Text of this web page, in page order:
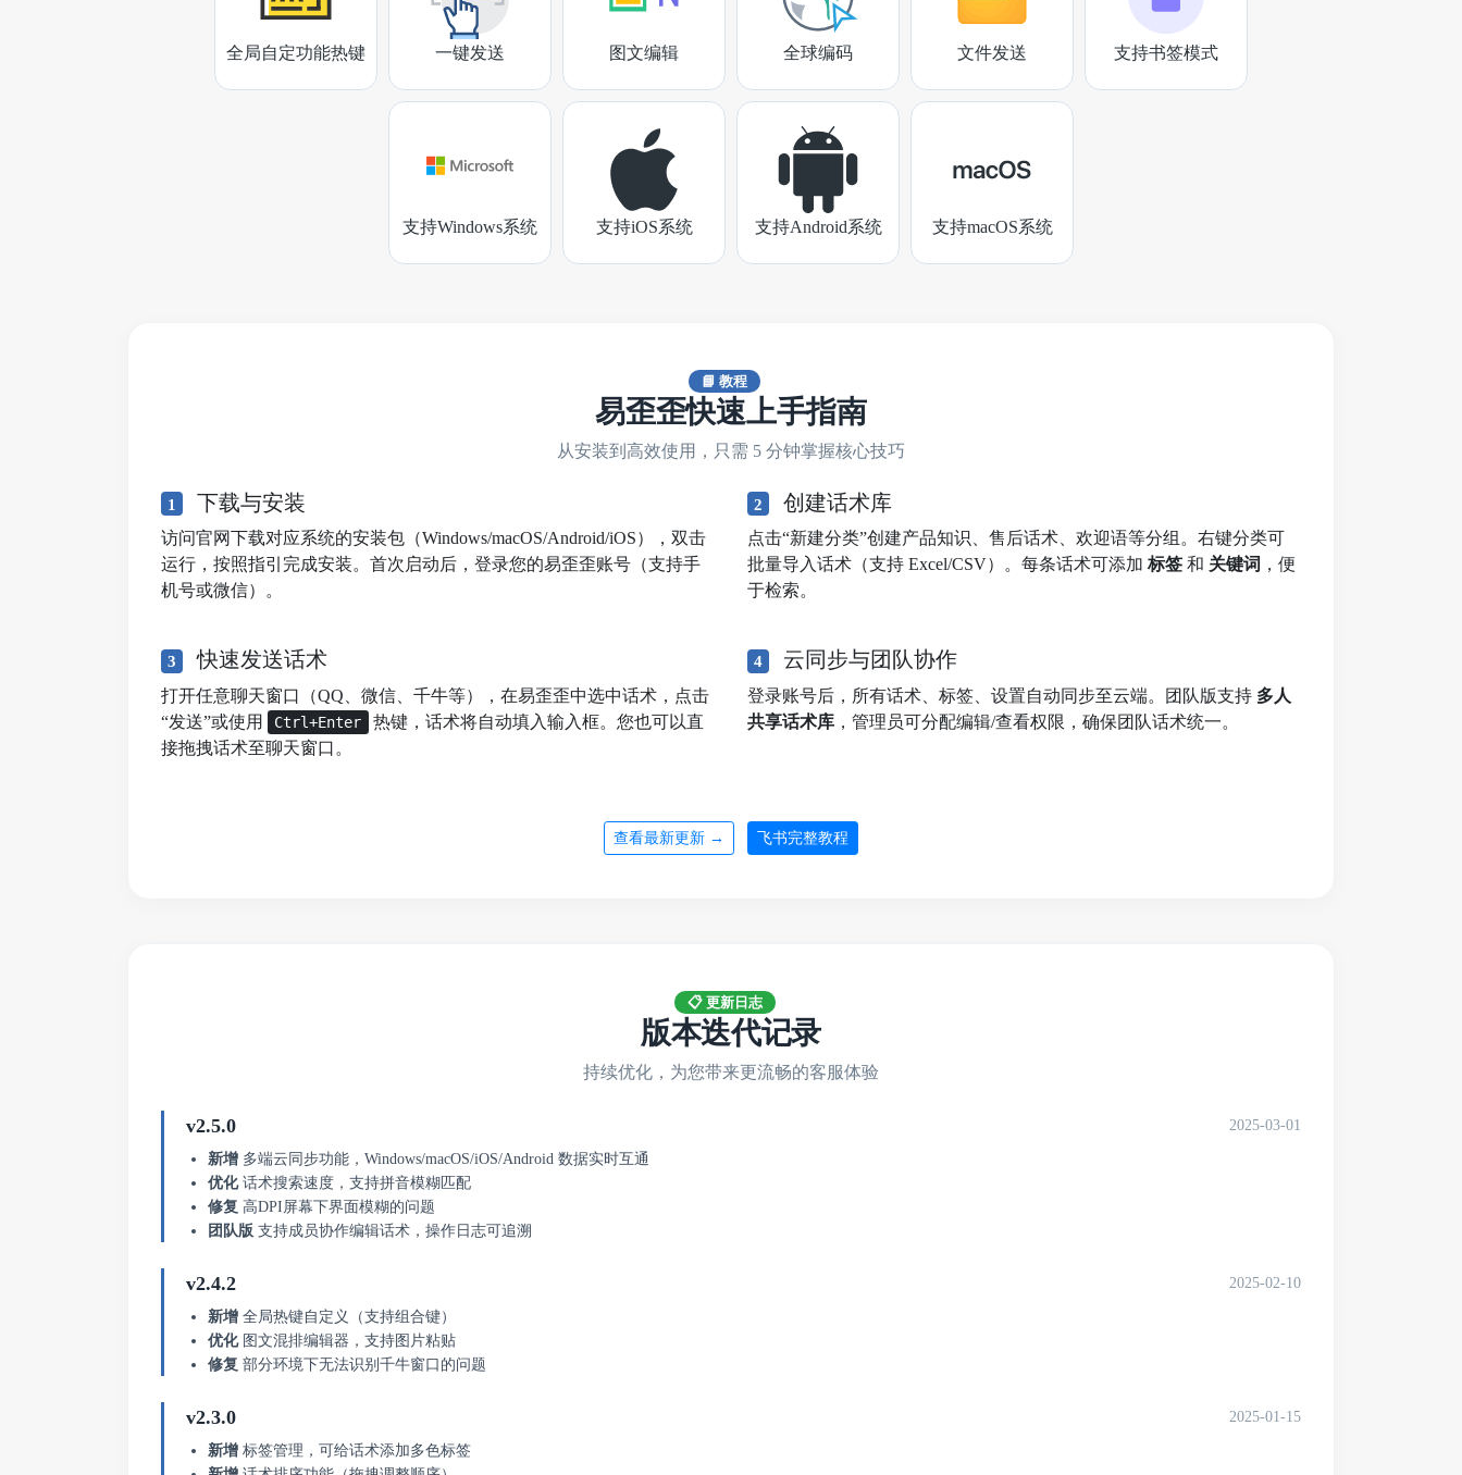
全局自定功能热键 一键发送 图文编辑 全球编码 文件发送 支持书签模式
支持Windows系统 支持iOS系统 支持Android系统 支持macOS系统
📘 教程
易歪歪快速上手指南
从安装到高效使用，只需 5 分钟掌握核心技巧
1 下载与安装
访问官网下载对应系统的安装包（Windows/macOS/Android/iOS），双击
运行，按照指引完成安装。首次启动后，登录您的易歪歪账号（支持手
机号或微信）。
2 创建话术库
点击“新建分类”创建产品知识、售后话术、欢迎语等分组。右键分类可
批量导入话术（支持 Excel/CSV）。每条话术可添加 标签 和 关键词 ，便
于检索。
3 快速发送话术
打开任意聊天窗口（QQ、微信、千牛等），在易歪歪中选中话术，点击
“发送”或使用
Ctrl+Enter
热键，话术将自动填入输入框。您也可以直
接拖拽话术至聊天窗口。
4 云同步与团队协作
登录账号后，所有话术、标签、设置自动同步至云端。团队版支持 多人
共享话术库 ，管理员可分配编辑/查看权限，确保团队话术统一。
查看最新更新 → 飞书完整教程
📋 更新日志
版本迭代记录
持续优化，为您带来更流畅的客服体验
v2.5.0 2025-03-01
新增 多端云同步功能，Windows/macOS/iOS/Android 数据实时互通
优化话术搜索速度，支持拼音模糊匹配
修复 高DPI屏幕下界面模糊的问题
团队版 支持成员协作编辑话术，操作日志可追溯
v2.4.2 2025-02-10
新增 全局热键自定义（支持组合键）
优化图文混排编辑器，支持图片粘贴
修复 部分环境下无法识别千牛窗口的问题
v2.3.0 2025-01-15
新增 标签管理，可给话术添加多色标签